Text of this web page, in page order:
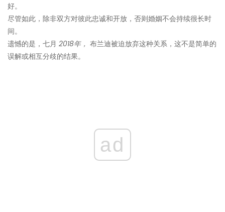
好。
尽管如此，除非双方对彼此忠诚和开放，否则婚姻不会持续很长时
间。
遗憾的是，七月 2018年， 布兰迪被迫放弃这种关系，这不是简单的
误解或相互分歧的结果。
ad